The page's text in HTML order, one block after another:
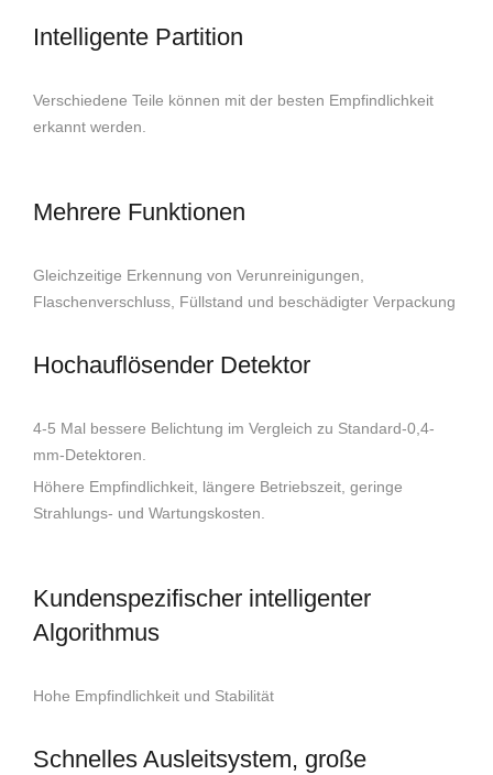
Intelligente Partition
Verschiedene Teile können mit der besten Empfindlichkeit
erkannt werden.
Mehrere Funktionen
Gleichzeitige Erkennung von Verunreinigungen,
Flaschenverschluss, Füllstand und beschädigter Verpackung
Hochauflösender Detektor
4-5 Mal bessere Belichtung im Vergleich zu Standard-0,4-
mm-Detektoren.
Höhere Empfindlichkeit, längere Betriebszeit, geringe
Strahlungs- und Wartungskosten.
Kundenspezifischer intelligenter
Algorithmus
Hohe Empfindlichkeit und Stabilität
Schnelles Ausleitsystem, große